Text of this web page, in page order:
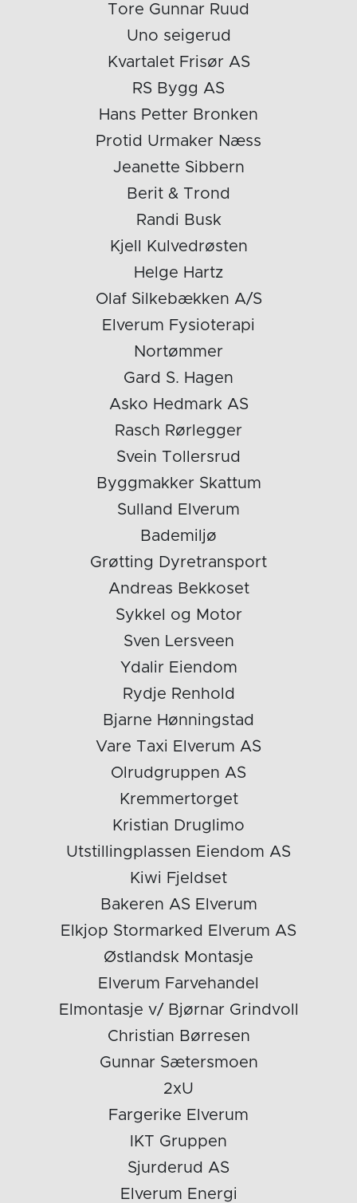
Tore Gunnar Ruud
Uno seigerud
Kvartalet Frisør AS
RS Bygg AS
Hans Petter Bronken
Protid Urmaker Næss
Jeanette Sibbern
Berit & Trond
Randi Busk
Kjell Kulvedrøsten
Helge Hartz
Olaf Silkebækken A/S
Elverum Fysioterapi
Nortømmer
Gard S. Hagen
Asko Hedmark AS
Rasch Rørlegger
Svein Tollersrud
Byggmakker Skattum
Sulland Elverum
Bademiljø
Grøtting Dyretransport
Andreas Bekkoset
Sykkel og Motor
Sven Lersveen
Ydalir Eiendom
Rydje Renhold
Bjarne Hønningstad
Vare Taxi Elverum AS
Olrudgruppen AS
Kremmertorget
Kristian Druglimo
Utstillingplassen Eiendom AS
Kiwi Fjeldset
Bakeren AS Elverum
Elkjop Stormarked Elverum AS
Østlandsk Montasje
Elverum Farvehandel
Elmontasje v/ Bjørnar Grindvoll
Christian Børresen
Gunnar Sætersmoen
2xU
Fargerike Elverum
IKT Gruppen
Sjurderud AS
Elverum Energi